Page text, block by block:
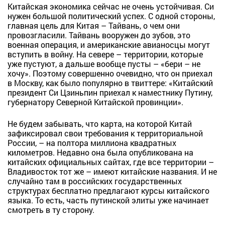
Китайская экономика сейчас не очень устойчивая. Си
нужен большой политический успех. С одной стороны,
главная цель для Китая – Тайвань, о чем они
провозгласили. Тайвань вооружен до зубов, это
военная операция, и американские авианосцы могут
вступить в войну. На севере – территории, которые
уже пустуют, а дальше вообще пусты – «бери – не
хочу». Поэтому совершенно очевидно, что он приехал
в Москву, как было популярно в твиттере: «Китайский
президент Си Цзиньпин приехал к наместнику Путину,
губернатору Северной Китайской провинции».
Не будем забывать, что карта, на которой Китай
зафиксировал свои требования к территориальной
России, – на полтора миллиона квадратных
километров. Недавно она была опубликована на
китайских официальных сайтах, где все территории –
Владивосток тот же – имеют китайские названия. И не
случайно там в российских государственных
структурах бесплатно предлагают курсы китайского
языка. То есть, часть путинской элиты уже начинает
смотреть в ту сторону.